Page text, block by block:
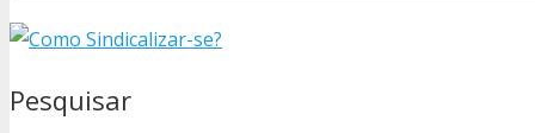
Pesquisar